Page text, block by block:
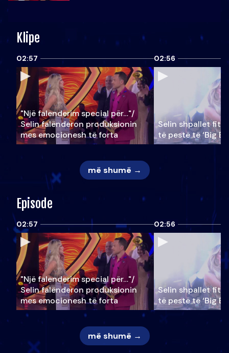
Klipe
02:57
"Një falenderim special për…"/
Selin falënderon produksionin
mes emocionesh të forta
02:56
Selin shpallet
të pestë të ‘Big
më shumë →
Episode
02:57
"Një falenderim special për…"/
Selin falënderon produksionin
mes emocionesh të forta
02:56
Selin shpallet
të pestë të ‘Big
më shumë →